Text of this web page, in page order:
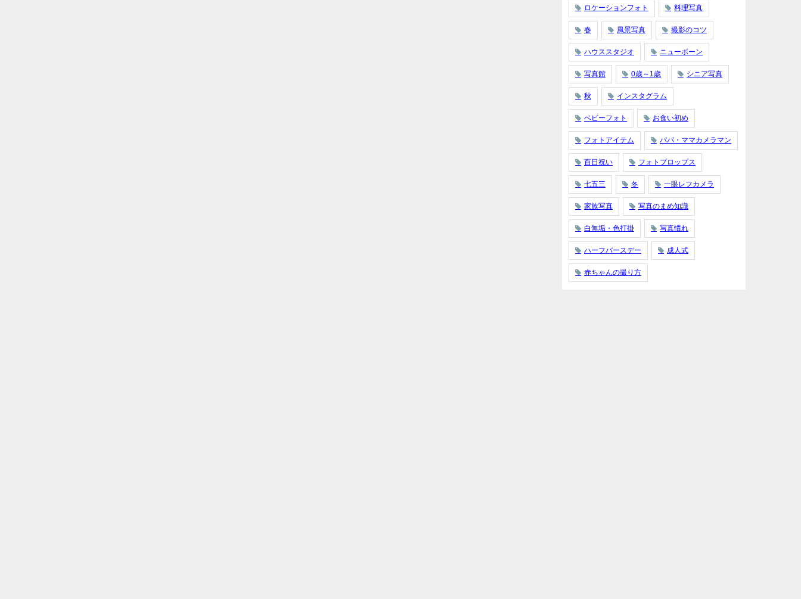
ロケーションフォト 料理写真
春 風景写真 撮影のコツ
ハウススタジオ ニューボーン
写真館 0歳～1歳 シニア写真
秋 インスタグラム
ベビーフォト お食い初め
フォトアイテム パパ・ママカメラマン
百日祝い フォトプロップス
七五三 冬 一眼レフカメラ
家族写真 写真のまめ知識
白無垢・色打掛 写真慣れ
ハーフバースデー 成人式
赤ちゃんの撮り方